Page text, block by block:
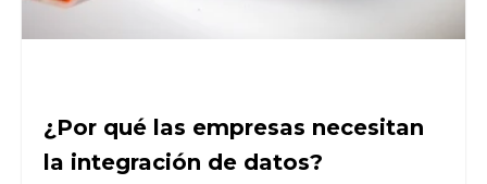
¿Por qué las empresas necesitan
la integración de datos?